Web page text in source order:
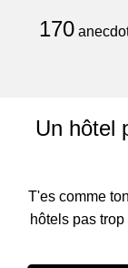
170
Un hôtel
T'es comme
hôtels pas